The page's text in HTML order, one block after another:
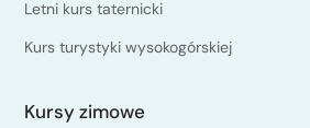
Letni kurs taternicki
Kurs turystyki wysokogórskiej
Kursy zimowe